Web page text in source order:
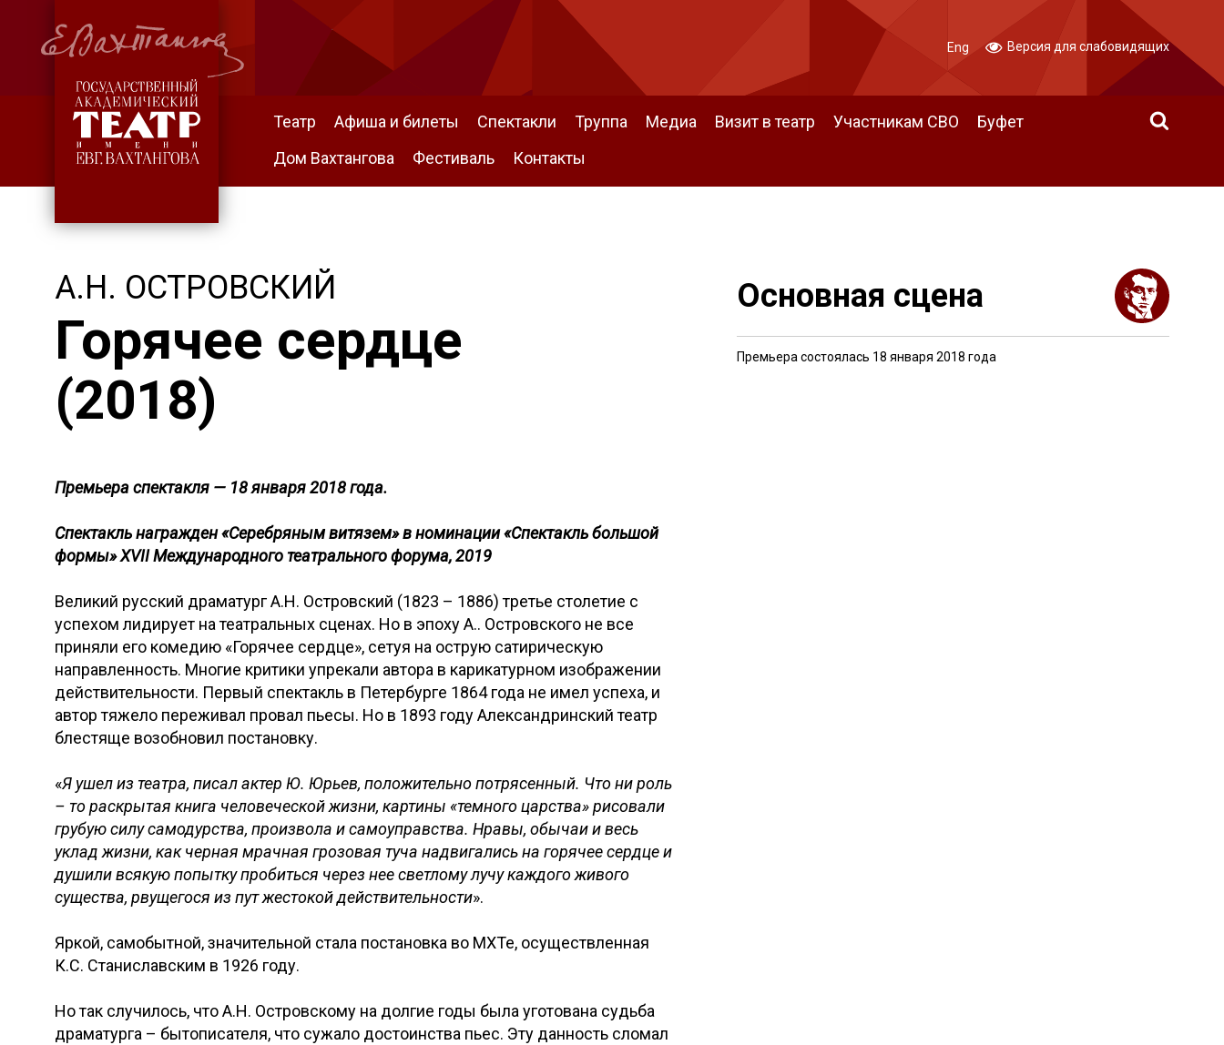
Театр Афиша и билеты Спектакли Труппа Медиа Визит в театр Участникам СВО
Буфет
Дом Вахтангова
Фестиваль Контакты
Eng Версия для слабовидящих
А.Н. ОСТРОВСКИЙ
Горячее сердце
(2018)
Премьера спектакля — 18 января 2018 года.
Спектакльнагражден «Серебряным витязем» в номинации «Спектакль большой
формы»XVII Международного театрального форума, 2019
Великий русский драматург А.Н. Островский (1823 – 1886) третье столетие с
успехом лидирует на театральных сценах. Но в эпоху А.. Островского не все
приняли его комедию «Горячее сердце», сетуя на острую сатирическую
направленность. Многие критики упрекали автора в карикатурном изображении
действительности. Первый спектакль в Петербурге 1864 года не имел успеха, и
автор тяжело переживал провал пьесы. Но в 1893 году Александринский театр
блестяще возобновил постановку.
«Я ушел из театра, писал актер Ю. Юрьев, положительно потрясенный. Что ни роль
– то раскрытая книга человеческой жизни, картины «темного царства» рисовали
грубую силу самодурства, произвола и самоуправства. Нравы, обычаи и весь
уклад жизни, как черная мрачная грозовая туча надвигались на горячее сердце и
душили всякую попытку пробиться через нее светлому лучу каждого живого
существа, рвущегося из пут жестокой действительности».
Яркой, самобытной, значительной стала постановка во МХТе, осуществленная
К.С. Станиславским в 1926 году.
Но так случилось, что А.Н. Островскому на долгие годы была уготована судьба
драматурга – бытописателя, что сужало достоинства пьес. Эту данность сломал
Основная сцена
Премьера состоялась 18 января 2018 года